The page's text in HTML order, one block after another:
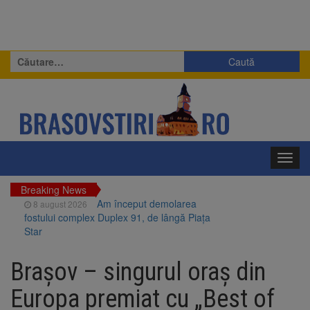
Caută
după:
Breaking News
8 august 2026
Am început demolarea
fostului complex Duplex 91, de lângă Piața
Star
pentru reducerea consumului de energie.
Nivelul Dunării a început să crească
8 august 2026
Asociația Română pentru
Iluminat cere reducerea luminii pe timpul
Brașov – singurul oraș din
Europa premiat cu „Best of